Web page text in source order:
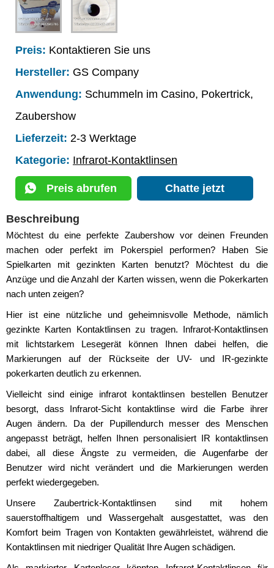
Preis: Kontaktieren Sie uns
Hersteller: GS Company
Anwendung: Schummeln im Casino, Pokertrick,
Zaubershow
Lieferzeit: 2-3 Werktage
Kategorie: Infrarot-Kontaktlinsen
Preis abrufen Chatte jetzt
Beschreibung
Möchtest du eine perfekte Zaubershow vor deinen Freunden
machen oder perfekt im Pokerspiel performen? Haben Sie
Spielkarten mit gezinkten Karten benutzt? Möchtest du die
Anzüge und die Anzahl der Karten wissen, wenn die Pokerkarten
nach unten zeigen?
Hier ist eine nützliche und geheimnisvolle Methode, nämlich
gezinkte Karten Kontaktlinsen zu tragen. Infrarot-Kontaktlinsen
mit lichtstarkem Lesegerät können Ihnen dabei helfen, die
Markierungen auf der Rückseite der UV- und IR-gezinkte
pokerkarten deutlich zu erkennen.
Vielleicht sind einige infrarot kontaktlinsen bestellen Benutzer
besorgt, dass Infrarot-Sicht kontaktlinse wird die Farbe ihrer
Augen ändern. Da der Pupillendurch messer des Menschen
angepasst beträgt, helfen Ihnen personalisiert IR kontaktlinsen
dabei, all diese Ängste zu vermeiden, die Augenfarbe der
Benutzer wird nicht verändert und die Markierungen werden
perfekt wiedergegeben.
Unsere Zaubertrick-Kontaktlinsen sind mit hohem
sauerstoffhaltigem und Wassergehalt ausgestattet, was den
Komfort beim Tragen von Kontakten gewährleistet, während die
Kontaktlinsen mit niedriger Qualität Ihre Augen schädigen.